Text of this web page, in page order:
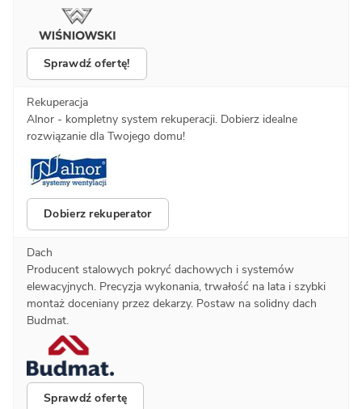
Sprawdź ofertę!
Rekuperacja
Alnor - kompletny system rekuperacji. Dobierz idealne
rozwiązanie dla Twojego domu!
Dobierz rekuperator
Dach
Producent stalowych pokryć dachowych i systemów
elewacyjnych. Precyzja wykonania, trwałość na lata i szybki
montaż doceniany przez dekarzy. Postaw na solidny dach
Budmat.
Sprawdź ofertę